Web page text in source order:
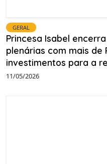
GERAL
Princesa Isabel
plenárias com mais de
investimentos para a
11/05/2026